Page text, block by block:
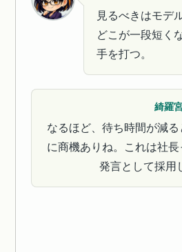
見るべきはモデ
どこが一段短く
手を打つ。
綺羅
なるほど、待ち時間が減る
に商機ありね。これは社長
発言として採用